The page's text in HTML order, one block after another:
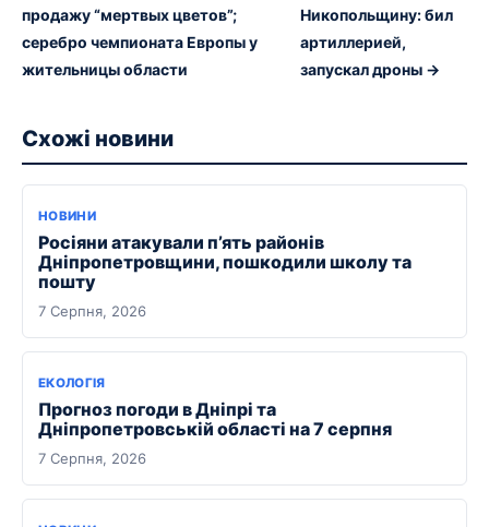
продажу “мертвых цветов”;
серебро чемпионата Европы у
жительницы области
Никопольщину: бил
артиллерией,
запускал дроны →
Схожі новини
НОВИНИ
Росіяни атакували п’ять районів
Дніпропетровщини, пошкодили школу та
пошту
7 Серпня, 2026
ЕКОЛОГІЯ
Прогноз погоди в Дніпрі та
Дніпропетровській області на 7 серпня
7 Серпня, 2026